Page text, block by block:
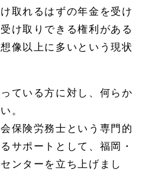
取れるはずの年金を受け
け取りできる権利がある
像以上に多いという現状
ている方に対し、何らか
。
保険労務士という専門的
サポートとして、福岡・
ンターを立ち上げまし